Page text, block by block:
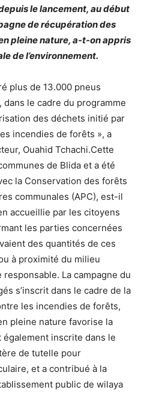
le lancement, au début
de récupération des
pleine nature, a-t-on appris
de l’environnement.
plus de 13.000 pneus
le cadre du programme
des déchets initié par
incendies de forêts », a
Ouahid Tchachi.Cette
de Blida et a été
la Conservation des forêts
communales (APC), est-il
accueillie par les citoyens
les parties concernées
des quantités de ces
à proximité du milieu
La campagne du
s’inscrit dans le cadre de la
les incendies de forêts,
pleine nature favorise la
inscrite dans le
de tutelle pour
et a contribué à la
public de wilaya